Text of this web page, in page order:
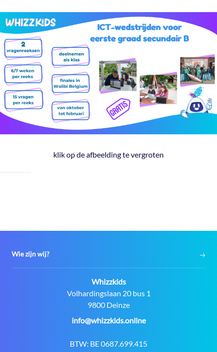
klik op de afbeelding te vergroten
Wie zijn wij?
Contact:
Whizzkids
Adres:
Volhardingslaan 20 bus 1
9800 Deinze
E-
info@whizzkids.online
BTW: BE 0687.699.415